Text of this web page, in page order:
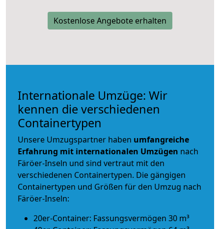
Kostenlose Angebote erhalten
Internationale Umzüge: Wir
kennen die verschiedenen
Containertypen
Unsere Umzugspartner haben umfangreiche
Erfahrung mit internationalen Umzügen nach
Färöer-Inseln und sind vertraut mit den
verschiedenen Containertypen. Die gängigen
Containertypen und Größen für den Umzug nach
Färöer-Inseln:
20er-Container: Fassungsvermögen 30 m³